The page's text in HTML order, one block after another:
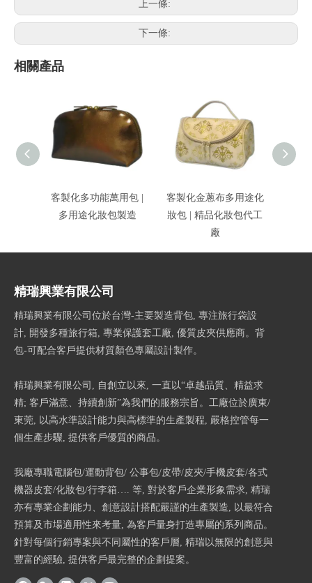
上一條:
下一條:
相關產品
客製化多功能萬用包 |
多用途化妝包製造
客製化金蔥布多用途化
妝包 | 精品化妝包代工
廠
精瑞興業有限公司
精瑞興業有限公司位於台灣-主要製造背包, 專注旅行袋設
計, 開發多種旅行箱, 專業保護套工廠, 優質皮夾供應商。背
包-可配合客戶提供材質顏色專屬設計製作。
精瑞興業有限公司, 自創立以來, 一直以“卓越品質、精益求
精; 客戶滿意、持續創新”為我們的服務宗旨。工廠位於廣東/
東莞, 以高水準設計能力與高標準的生產製程, 嚴格控管每一
個生產步驟, 提供客戶優質的商品。
我廠專職電腦包/運動背包/ 公事包/皮帶/皮夾/手機皮套/各式
機器皮套/化妝包/行李箱…. 等, 對於客戶企業形象需求, 精瑞
亦有專業企劃能力、創意設計搭配嚴謹的生產製造, 以最符合
預算及市場適用性來考量, 為客戶量身打造專屬的系列商品。
針對每個行銷專案與不同屬性的客戶層, 精瑞以無限的創意與
豐富的經驗, 提供客戶最完整的企劃提案。